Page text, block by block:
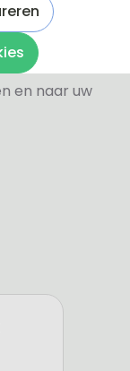
en
door de
u zelf uw
en naar uw